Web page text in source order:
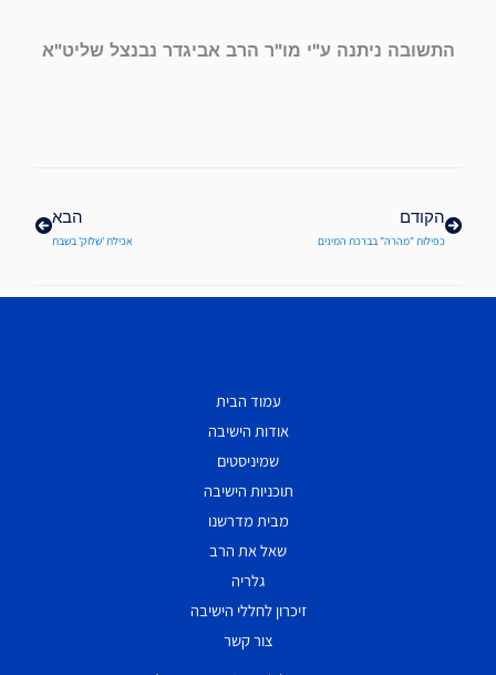
התשובה ניתנה ע"י מו"ר הרב אביגדר נבנצל שליט"א
הקודם
כפילות "מהרה" בברכת המינים
הבא
אכילת 'שלוק' בשבת
עמוד הבית
אודות הישיבה
שמיניסטים
תוכניות הישיבה
מבית מדרשנו
שאל את הרב
גלריה
זיכרון לחללי הישיבה
צור קשר